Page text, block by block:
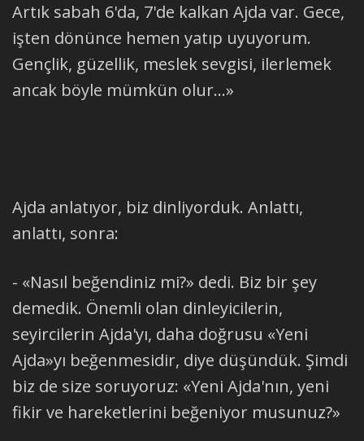
Artık sabah 6'da, 7'de kalkan Ajda var. Gece,
işten dönünce hemen yatıp uyuyorum.
Gençlik, güzellik, meslek sevgisi, ilerlemek
ancak böyle mümkün olur...»
Ajda anlatıyor, biz dinliyorduk. Anlattı,
anlattı, sonra:
- «Nasıl beğendiniz mi?» dedi. Biz bir şey
demedik. Önemli olan dinleyicilerin,
seyircilerin Ajda'yı, daha doğrusu «Yeni
Ajda»yı beğenmesidir, diye düşündük. Şimdi
biz de size soruyoruz: «Yeni Ajda'nın, yeni
fikir ve hareketlerini beğeniyor musunuz?»